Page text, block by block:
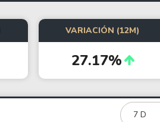
Bitcoin
Ethereum
Binance
Dogecoin
VARIACIÓN (12M)
27.17%
7 D